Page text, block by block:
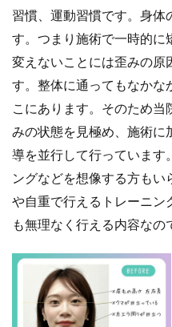
習慣、運動習慣です。身体
す。つまり施術で一時的に
変えないことには歪みの原
す。整体に通ってもなかな
こにあります。そのため当
みの状態を見極め、施術に
導を並行して行っています
ングなどを想像する方もい
や自重で行えるトレーニン
も無理なく行える内容なの